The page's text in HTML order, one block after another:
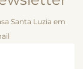
Santa Luzia em